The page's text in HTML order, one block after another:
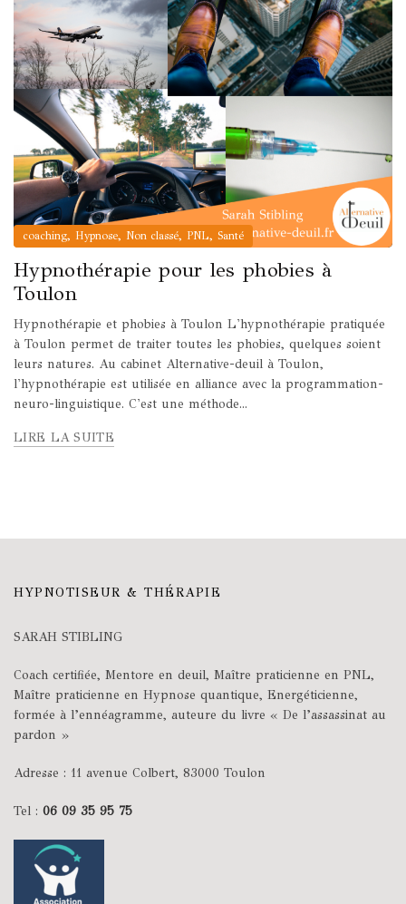
coaching, Hypnose, Non classé, PNL, Santé
Hypnothérapie pour les phobies à
Toulon
Hypnothérapie et phobies à Toulon L'hypnothérapie pratiquée
à Toulon permet de traiter toutes les phobies, quelques soient
leurs natures. Au cabinet Alternative-deuil à Toulon,
l'hypnothérapie est utilisée en alliance avec la programmation-
neuro-linguistique. C'est une méthode...
LIRE LA SUITE
HYPNOTISEUR & THÉRAPIE
SARAH STIBLING
Coach certifiée, Mentore en deuil, Maître praticienne en PNL,
Maître praticienne en Hypnose quantique, Energéticienne,
formée à l’ennéagramme, auteure du livre « De l’assassinat au
pardon »
Adresse : 11 avenue Colbert, 83000 Toulon
Tel : 06 09 35 95 75